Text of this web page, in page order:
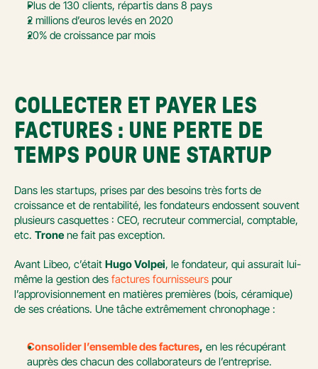
Plus de 130 clients, répartis dans 8 pays
2 millions d’euros levés en 2020
20% de croissance par mois
COLLECTER ET PAYER LES
FACTURES : UNE PERTE DE
TEMPS POUR UNE STARTUP
Dans les startups, prises par des besoins très forts de
croissance et de rentabilité, les fondateurs endossent souvent
plusieurs casquettes : CEO, recruteur commercial, comptable,
etc. Trone ne fait pas exception.
Avant Libeo, c’était Hugo Volpei, le fondateur, qui assurait lui-
même la gestion des factures fournisseurs pour
l’approvisionnement en matières premières (bois, céramique)
de ses créations. Une tâche extrêmement chronophage :
Consolider l’ensemble des factures, en les récupérant
auprès des chacun des collaborateurs de l’entreprise.